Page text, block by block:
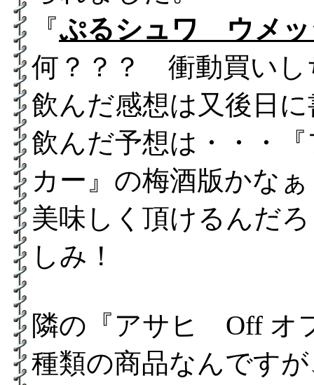
『ぷるシュワ ウメッ
何？？？ 衝動買いし
飲んだ感想は又後日
飲んだ予想は・・・
カー』の梅酒版かな
美味しく頂けるんだ
しみ！
隣の『アサヒ Off オ
種類の商品なんです